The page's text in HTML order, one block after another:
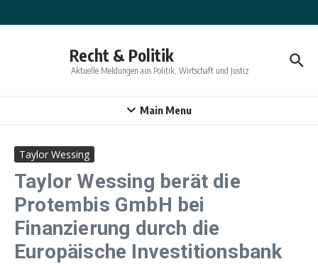
Recht & Politik
Aktuelle Meldungen aus Politik, Wirtschaft und Justiz
Main Menu
Taylor Wessing
Taylor Wessing berät die
Protembis GmbH bei
Finanzierung durch die
Europäische Investitionsbank